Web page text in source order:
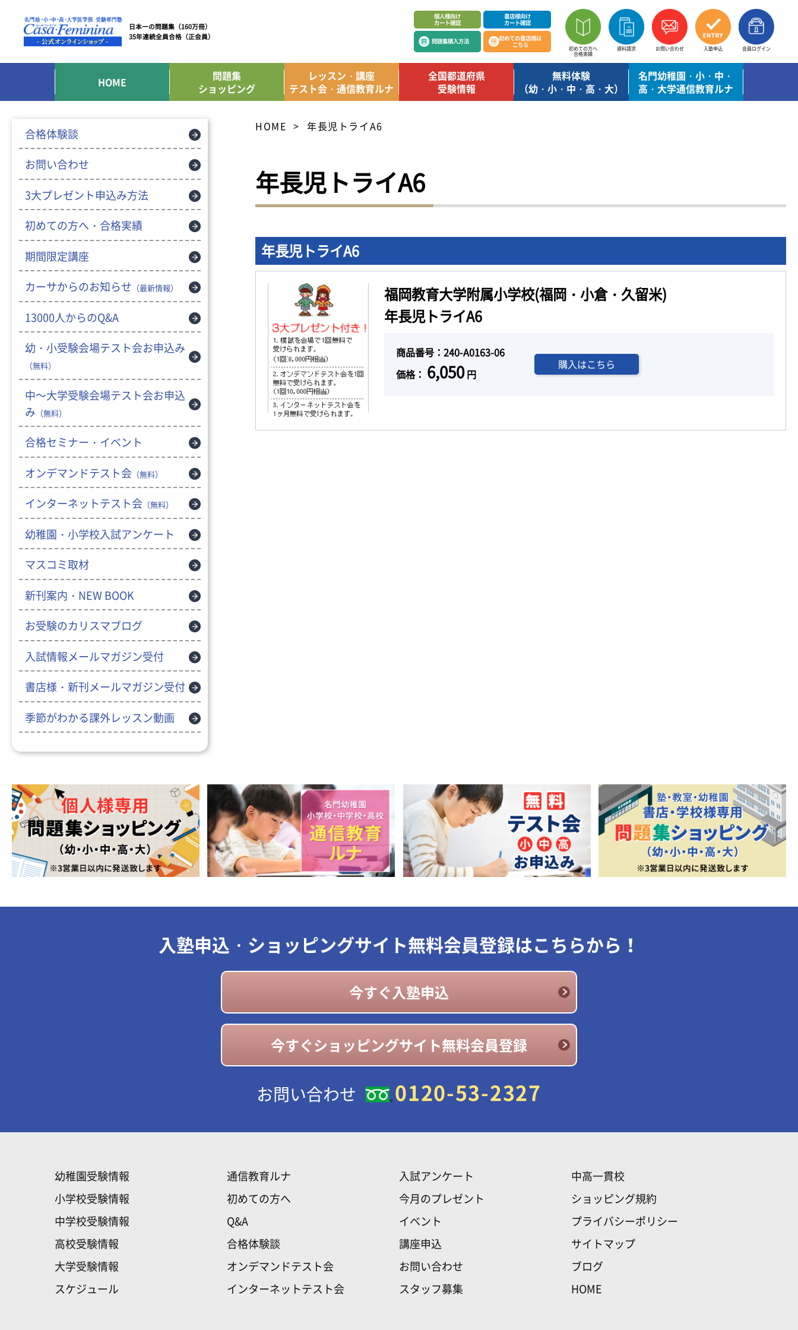
日本一の問題集（160万冊）
35年連続全員合格（正会員）
個人様向け
カート確認
書店様向け
カート確認
問題集購入方法 初めての書店様は
こちら 初めての方へ
合格実績
資料請求 お問い合わせ 入塾申込 会員ログイン
HOME
問題集
ショッピング
レッスン・講座
テスト会・通信教育ルナ
全国都道府県
受験情報
無料体験
（幼・小・中・高・大）
名門幼稚園・小・中・
高・大学通信教育ルナ
HOME 年長児トライA6
年長児トライA6
年長児トライA6
福岡教育大学附属小学校(福岡・小倉・久留米)
年長児トライA6
商品番号：240-A0163-06
価格： 6,050円
購入はこちら
合格体験談
お問い合わせ
3大プレゼント申込み方法
初めての方へ・合格実績
期間限定講座
カーサからのお知らせ （最新情報）
13000人からのQ&A
幼・小受験会場テスト会お申込み
（無料）
中～大学受験会場テスト会お申込
み （無料）
合格セミナー・イベント
オンデマンドテスト会 （無料）
インターネットテスト会 （無料）
幼稚園・小学校入試アンケート
マスコミ取材
新刊案内・NEW BOOK
お受験のカリスマブログ
入試情報メールマガジン受付
書店様・新刊メールマガジン受付
季節がわかる課外レッスン動画
入塾申込・ショッピングサイト無料会員登録はこちらから！
今すぐ入塾申込
今すぐショッピングサイト無料会員登録
お問い合わせ 0120-53-2327
幼稚園受験情報
小学校受験情報
中学校受験情報
高校受験情報
大学受験情報
スケジュール
通信教育ルナ
初めての方へ
Q&A
合格体験談
オンデマンドテスト会
インターネットテスト会
入試アンケート
今月のプレゼント
イベント
講座申込
お問い合わせ
スタッフ募集
中高一貫校
ショッピング規約
プライバシーポリシー
サイトマップ
ブログ
HOME